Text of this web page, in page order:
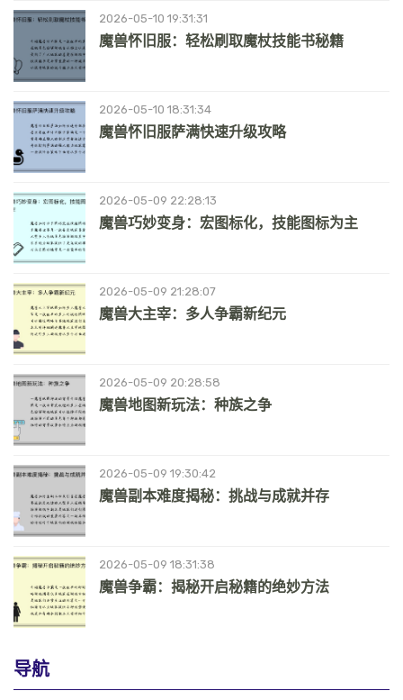
2026-05-10 19:31:31
魔兽怀旧服：轻松刷取魔杖技能书秘籍
2026-05-10 18:31:34
魔兽怀旧服萨满快速升级攻略
2026-05-09 22:28:13
魔兽巧妙变身：宏图标化，技能图标为主
2026-05-09 21:28:07
魔兽大主宰：多人争霸新纪元
2026-05-09 20:28:58
魔兽地图新玩法：种族之争
2026-05-09 19:30:42
魔兽副本难度揭秘：挑战与成就并存
2026-05-09 18:31:38
魔兽争霸：揭秘开启秘籍的绝妙方法
导航